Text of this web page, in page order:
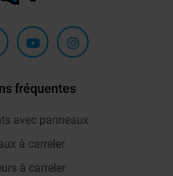
fréquentes
avec panneaux
à carreler
à carreler